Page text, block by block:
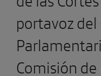
portavoz del
Comisión